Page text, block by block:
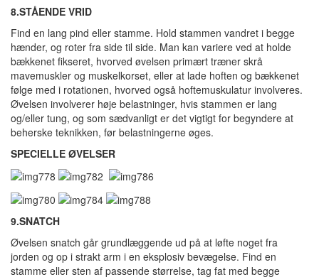
8.STÅENDE VRID
Find en lang pind eller stamme. Hold stammen vandret i begge
hænder, og roter fra side til side. Man kan variere ved at holde
bækkenet fikseret, hvorved øvelsen primært træner skrå
mavemuskler og muskelkorset, eller at lade hoften og bækkenet
følge med i rotationen, hvorved også hoftemuskulatur involveres.
Øvelsen involverer høje belastninger, hvis stammen er lang
og/eller tung, og som sædvanligt er det vigtigt for begyndere at
beherske teknikken, før belastningerne øges.
SPECIELLE ØVELSER
9.SNATCH
Øvelsen snatch går grundlæggende ud på at løfte noget fra
jorden og op i strakt arm i en eksplosiv bevægelse. Find en
stamme eller sten af passende størrelse, tag fat med begge